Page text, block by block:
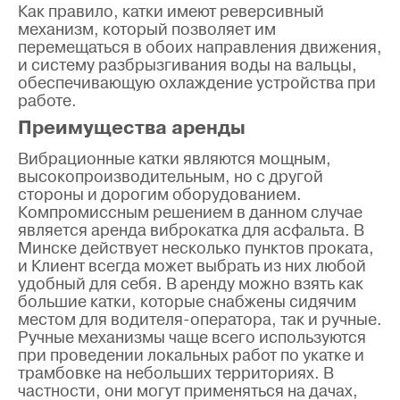
Как правило, катки имеют реверсивный
механизм, который позволяет им
перемещаться в обоих направления движения,
и систему разбрызгивания воды на вальцы,
обеспечивающую охлаждение устройства при
работе.
Преимущества аренды
Вибрационные катки являются мощным,
высокопроизводительным, но с другой
стороны и дорогим оборудованием.
Компромиссным решением в данном случае
является аренда виброкатка для асфальта. В
Минске действует несколько пунктов проката,
и Клиент всегда может выбрать из них любой
удобный для себя. В аренду можно взять как
большие катки, которые снабжены сидячим
местом для водителя-оператора, так и ручные.
Ручные механизмы чаще всего используются
при проведении локальных работ по укатке и
трамбовке на небольших территориях. В
частности, они могут применяться на дачах,